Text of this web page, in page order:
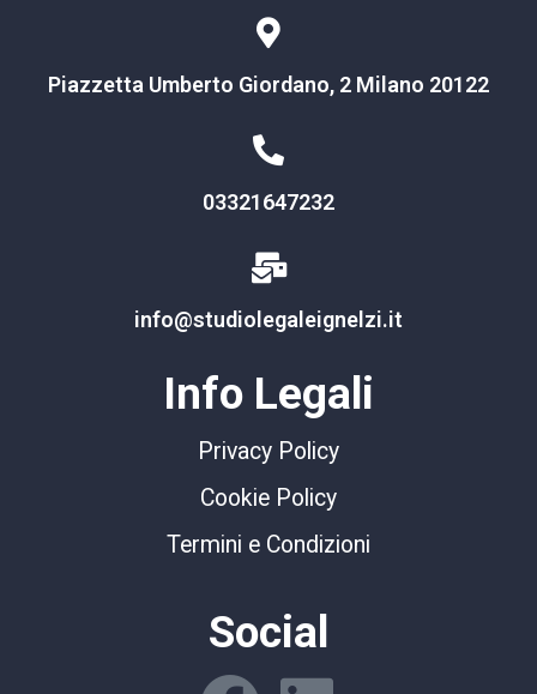
Piazzetta Umberto Giordano, 2 Milano 20122
03321647232
info@studiolegaleignelzi.it
Info Legali
Privacy Policy
Cookie Policy
Termini e Condizioni
Social